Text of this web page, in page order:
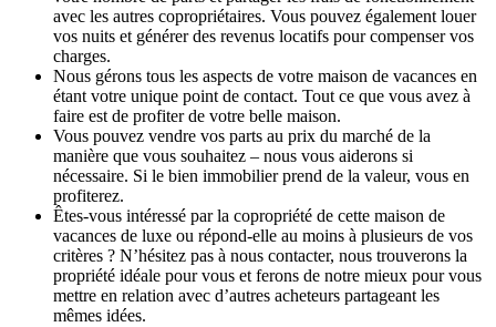
avec les autres copropriétaires. Vous pouvez également louer
vos nuits et générer des revenus locatifs pour compenser vos
charges.
Nous gérons tous les aspects de votre maison de vacances en
étant votre unique point de contact. Tout ce que vous avez à
faire est de profiter de votre belle maison.
Vous pouvez vendre vos parts au prix du marché de la
manière que vous souhaitez – nous vous aiderons si
nécessaire. Si le bien immobilier prend de la valeur, vous en
profiterez.
Êtes-vous intéressé par la copropriété de cette maison de
vacances de luxe ou répond-elle au moins à plusieurs de vos
critères ? N’hésitez pas à nous contacter, nous trouverons la
propriété idéale pour vous et ferons de notre mieux pour vous
mettre en relation avec d’autres acheteurs partageant les
mêmes idées.